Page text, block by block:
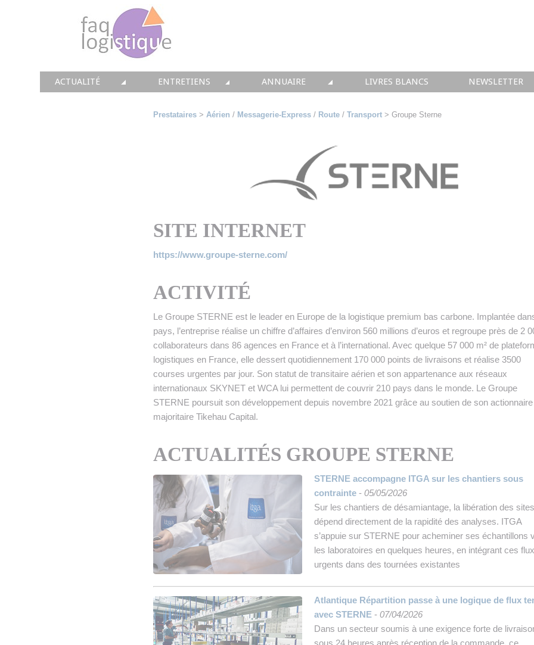
ACTUALITÉ ENTRETIENS
👉 PRENDRE LA PAROLE
👉 PLANNING EDITORIAL
ANNUAIRE
• SOLUTIONS
• INTEGRATION
• RECRUTEMENT
👉 INSCRIRE SA SOCIÉTÉ
LIVRES BLANCS NEWSLETTER
Prestataires > Aérien / Messagerie-Express / Route / Transport > Groupe Sterne
SITE INTERNET
https://www.groupe-sterne.com/
ACTIVITÉ
Le Groupe STERNE est le leader en Europe de la logistique premium bas carbone. Implantée
pays, l’entreprise réalise un chiffre d’affaires d’environ 560 millions d’euros et regroupe près de 2
collaborateurs dans 86 agences en France et à l’international. Avec quelque 57 000 m² de
logistiques en France, elle dessert quotidiennement 170 000 points de livraisons et réalise 3500
courses urgentes par jour. Son statut de transitaire aérien et son appartenance aux réseaux
internationaux SKYNET et WCA lui permettent de couvrir 210 pays dans le monde. Le Groupe
STERNE poursuit son développement depuis novembre 2021 grâce au soutien de son actionnaire
majoritaire Tikehau Capital.
ACTUALITÉS GROUPE STERNE
STERNE accompagne ITGA sur les chantiers sous
contrainte - 05/05/2026
Sur les chantiers de désamiantage, la libération des sites
dépend directement de la rapidité des analyses. ITGA
s’appuie sur STERNE pour acheminer ses échantillons
les laboratoires en quelques heures, en intégrant ces flux
urgents dans des tournées existantes
Atlantique Répartition passe à une logique de flux
avec STERNE - 07/04/2026
Dans un secteur soumis à une exigence forte de
sous 24 heures après réception de la commande, ce